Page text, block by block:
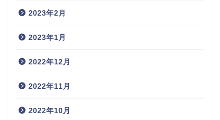
2023年2月
2023年1月
2022年12月
2022年11月
2022年10月